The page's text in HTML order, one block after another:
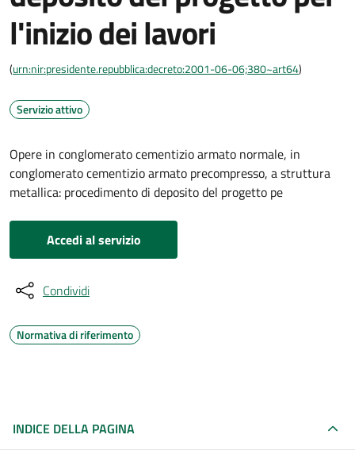
l'inizio dei lavori
(urn:nir:presidente.repubblica:decreto:2001-06-06;380~art64)
Servizio attivo
Opere in conglomerato cementizio armato normale, in
conglomerato cementizio armato precompresso, a struttura
metallica: procedimento di deposito del progetto pe
Accedi al servizio
Condividi
Normativa di riferimento
INDICE DELLA PAGINA